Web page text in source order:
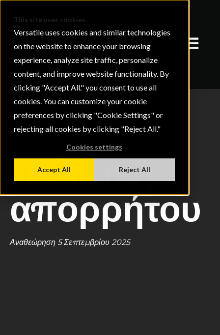
This site uses cookies.
Versatile uses cookies and similar technologies
on the website to enhance your browsing
experience, analyze site traffic, personalize
content, and improve website functionality. By
clicking "Accept All." you consent to use all
cookies. You can customize your cookie
preferences by clicking "Cookie Settings" or
rejecting all cookies by clicking "Reject All."
Cookies settings
Accept All Reject All
Άνοιγμα
Πολιτική
απορρήτου
Αναθεώρηση 5 Σεπτεμβρίου 2025